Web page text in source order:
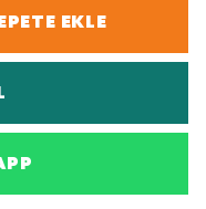
EKLE